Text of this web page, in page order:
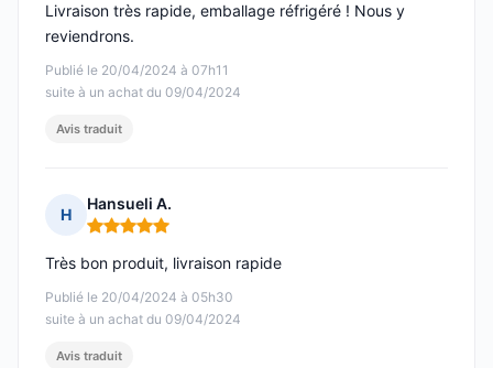
Publié le 20/04/2024 à 07h11
suite à un achat du 09/04/2024
Livraison très rapide, emballage réfrigéré ! Nous y
reviendrons.
Avis traduit
H
Hansueli A.
Note : 5 sur 5
Publié le 20/04/2024 à 05h30
suite à un achat du 09/04/2024
Très bon produit, livraison rapide
Avis traduit